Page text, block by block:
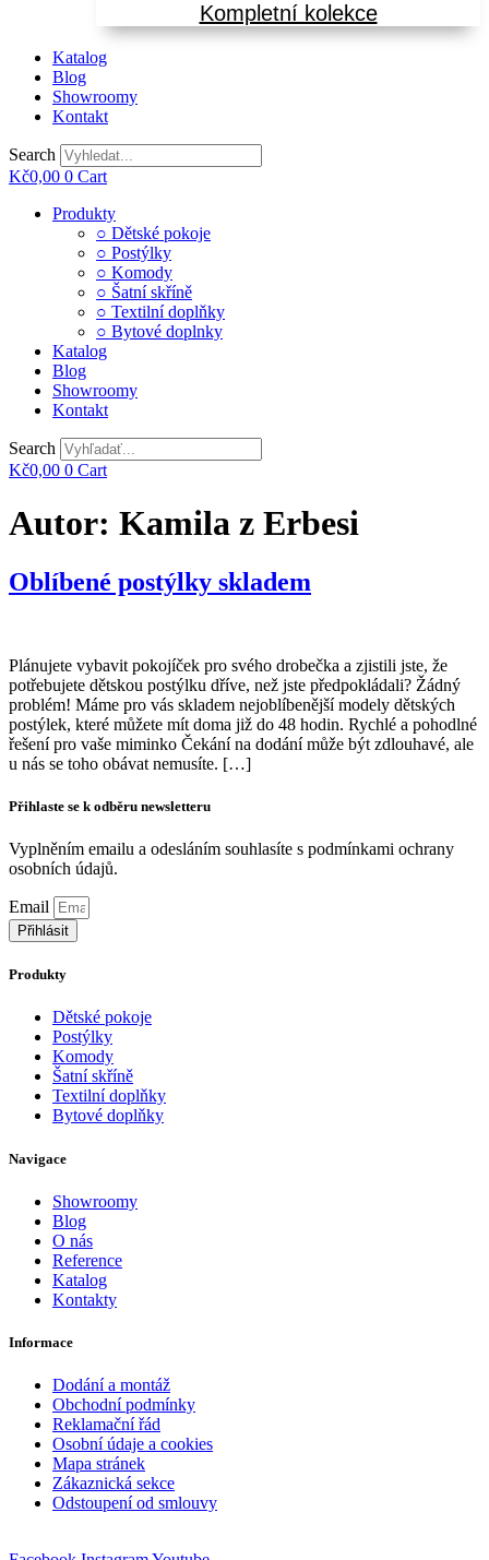
Kompletní kolekce
Katalog
Blog
Showroomy
Kontakt
Search
Kč0,00 0 Cart
Main
Produkty
○ Dětské pokoje
○ Postýlky
○ Komody
○ Šatní skříně
○ Textilní doplňky
○ Bytové doplnky
Katalog
Blog
Showroomy
Kontakt
Search
Kč0,00 0 Cart
Autor: Kamila z Erbesi
Oblíbené postýlky skladem
Plánujete vybavit pokojíček pro svého drobečka a zjistili jste, že
potřebujete dětskou postýlku dříve, než jste předpokládali? Žádný
problém! Máme pro vás skladem nejoblíbenější modely dětských
postýlek, které můžete mít doma již do 48 hodin. Rychlé a pohodlné
řešení pro vaše miminko Čekání na dodání může být zdlouhavé, ale
u nás se toho obávat nemusíte. […]
Přihlaste se k odběru newsletteru
Vyplněním emailu a odesláním souhlasíte s podmínkami ochrany
osobních údajů.
Email
Přihlásit
Produkty
Dětské pokoje
Postýlky
Komody
Šatní skříně
Textilní doplňky
Bytové doplňky
Navigace
Showroomy
Blog
O nás
Reference
Katalog
Kontakty
Informace
Dodání a montáž
Obchodní podmínky
Reklamační řád
Osobní údaje a cookies
Mapa stránek
Zákaznická sekce
Odstoupení od smlouvy